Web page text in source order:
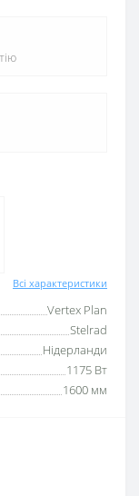
Всі характеристики
Vertex Plan
Stelrad
Нідерланди
1175 Вт
1600 мм